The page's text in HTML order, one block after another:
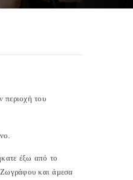
περιοχή του
έξω από το
Ζωγράφου και άμεσα